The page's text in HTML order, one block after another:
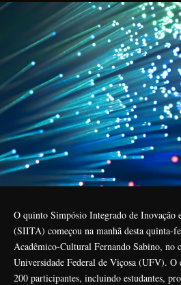
O quinto Simpósio Integrado de Inovação
(SIITA) começou na manhã desta quinta-
Acadêmico-Cultural Fernando Sabino, no
Universidade Federal de Viçosa (UFV). O
200 participantes, incluindo estudantes,